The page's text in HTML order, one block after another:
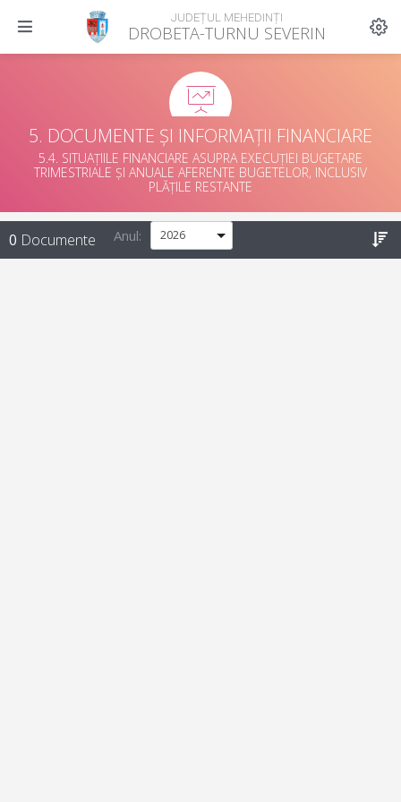
JUDEȚUL MEHEDINȚI
DROBETA-TURNU SEVERIN
5. DOCUMENTE ȘI INFORMAȚII FINANCIARE
5.4. SITUAȚIILE FINANCIARE ASUPRA EXECUȚIEI BUGETARE
TRIMESTRIALE ȘI ANUALE AFERENTE BUGETELOR, INCLUSIV
PLĂȚILE RESTANTE
0 Documente Anul: